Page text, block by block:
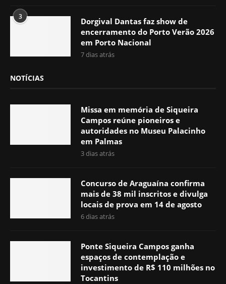
3
Dorgival Dantas faz show de
encerramento do Porto Verão 2026
em Porto Nacional
7 dias atrás
NOTÍCIAS
Missa em memória de Siqueira
Campos reúne pioneiros e
autoridades no Museu Palacinho
em Palmas
3 dias atrás
Concurso de Araguaína confirma
mais de 38 mil inscritos e divulga
locais de prova em 14 de agosto
6 dias atrás
Ponte Siqueira Campos ganha
espaços de contemplação e
investimento de R$ 110 milhões no
Tocantins